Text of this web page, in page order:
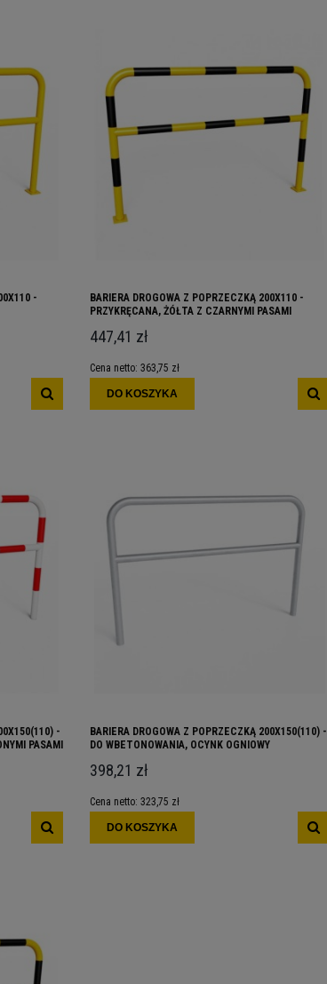
-
BARIERA DROGOWA Z POPRZECZKĄ 200X110 -
PRZYKRĘCANA, ŻÓŁTA Z CZARNYMI PASAMI
447,41 zł
Cena netto: 363,75 zł
DO KOSZYKA
-
PASAMI
BARIERA DROGOWA Z POPRZECZKĄ 200X150(110) -
DO WBETONOWANIA, OCYNK OGNIOWY
398,21 zł
Cena netto: 323,75 zł
DO KOSZYKA